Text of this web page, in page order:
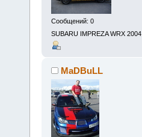
Сообщений: 0
SUBARU IMPREZA WRX 2004
MaDBuLL